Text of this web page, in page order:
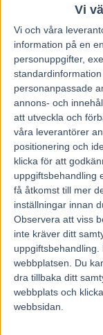
Vi
Vi och våra
information på en
personuppgifter,
personanpassade
annons- och
att utveckla och
våra leverantörer
positionering och
klicka för att
uppgiftsbehandling
få åtkomst till mer
inställningar innan
Observera att viss
inte kräver ditt
webbplatsen. Du
dra tillbaka ditt
webbplats och
webbsidan.
11 november, 2021
161
Två derbyvinnare
Magnus Teien
– Får vi ledningen
spännande, säger han.
Stall Gundersen har
svenska omgången
inleder som
Pokallöp.
sätta stopp för
– Troll Solen
tempo efter att vi
Ulsrud Tea att köra
verkar hålla väldigt
har taktiken klar för sig.
– Får vi ledningen
spännande. Troll
tror att vi ska ha en